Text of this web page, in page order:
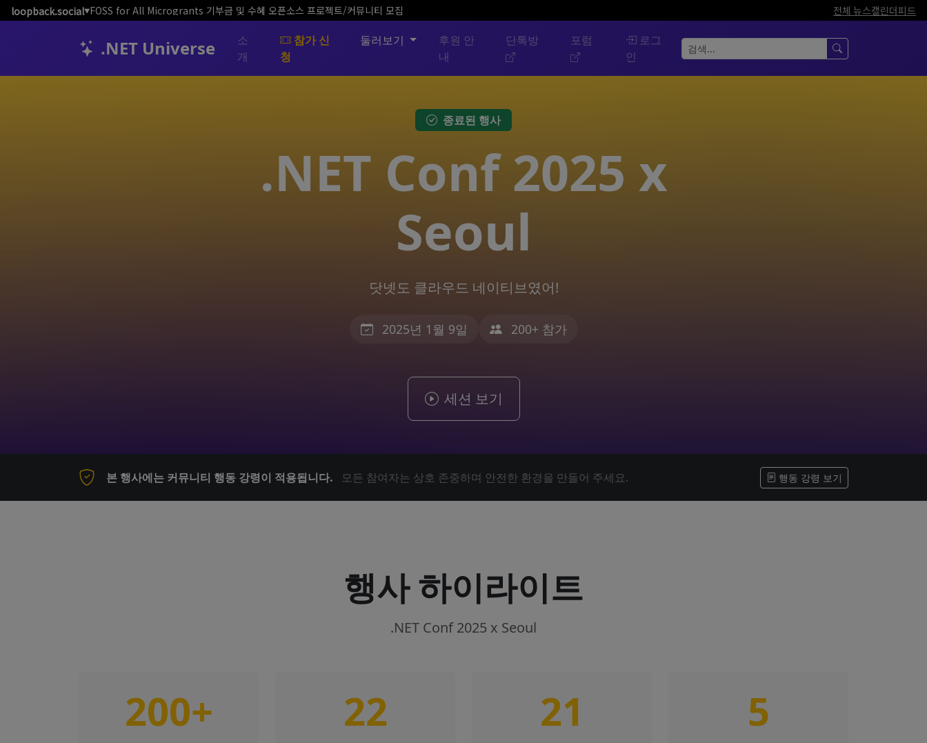
loopback.social▼FOSS for All Microgrants 기부금 및 수혜 오픈소스 프로젝트/커뮤니티 모집 전체 뉴스캘린더피드
.NET Universe
소
개
참가 신
청
둘러보기
후원 안
내
단톡방 포럼
로그
인
종료된 행사
.NET Conf 2025 x
Seoul
닷넷도 클라우드 네이티브였어!
2025년 1월 9일 200+ 참가
세션 보기
본 행사에는 커뮤니티 행동 강령이 적용됩니다. 모든 참여자는 상호 존중하며 안전한 환경을 만들어 주세요. 행동 강령 보기
행사 하이라이트
.NET Conf 2025 x Seoul
200+ 22 21 5